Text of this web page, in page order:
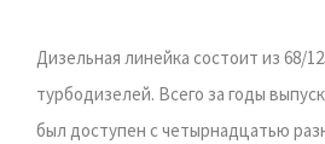
Дизельная линейка состоит из 68/
турбодизелей. Всего за годы
был доступен с четырнадцатью